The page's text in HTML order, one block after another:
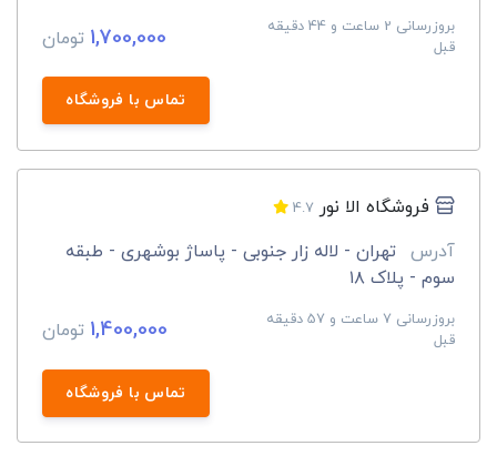
بروزرسانی 2 ساعت و 44 دقیقه
قبل
1,700,000 تومان
تماس با فروشگاه
فروشگاه الا نور 4.7
آدرس
تهران - لاله زار جنوبی - پاساژ بوشهری - طبقه
سوم - پلاک ۱۸
بروزرسانی 7 ساعت و 57 دقیقه
قبل
1,400,000 تومان
تماس با فروشگاه